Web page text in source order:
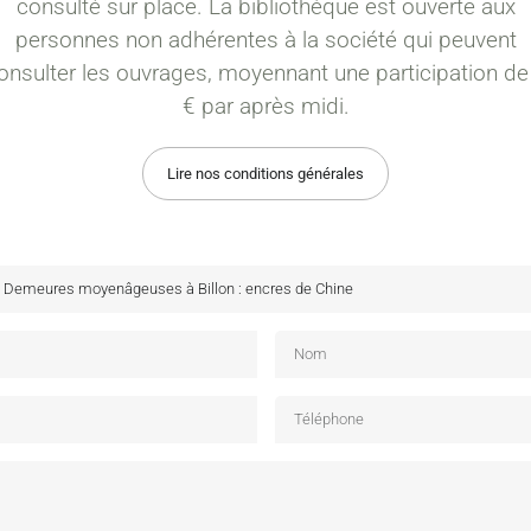
consulté sur place. La bibliothèque est ouverte aux
personnes non adhérentes à la société qui peuvent
les ouvrages, moyennant une participation
€ par après midi.
Lire nos conditions générales